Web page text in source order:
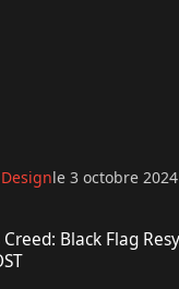
le 3 octobre 2024
Creed: Black Flag